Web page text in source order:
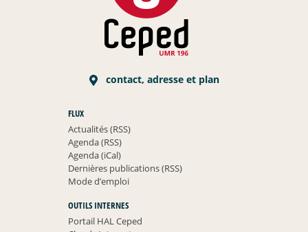
contact, adresse et plan
FLUX
Actualités (RSS)
Agenda (RSS)
Agenda (iCal)
Dernières publications (RSS)
Mode d’emploi
OUTILS INTERNES
Portail HAL Ceped